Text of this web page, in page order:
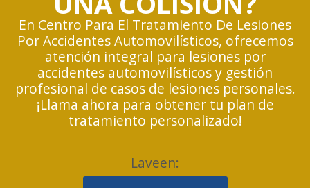
En Centro Para El Tratamiento De Lesiones
Por Accidentes Automovilísticos, ofrecemos
atención integral para lesiones por
accidentes automovilísticos y gestión
profesional de casos de lesiones personales.
¡Llama ahora para obtener tu plan de
tratamiento personalizado!
Laveen: